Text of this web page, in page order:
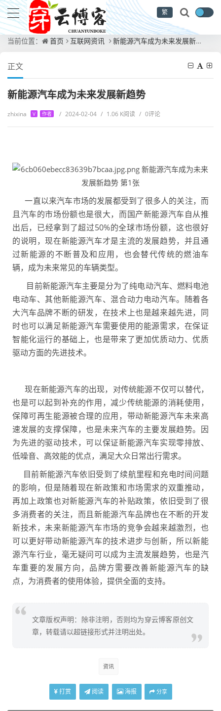
繁
当前位置： 首页 互联网资讯 新能源汽车成为未来发展新趋势
正文
新能源汽车成为未来发展新趋势
zhixina V 作者 / 2024-02-04 / 1.06 K阅读 / 0评论
一直以来汽车市场的发展都受到了很多人的关注，而
且汽车的市场份额也是很大，而国产新能源汽车自从推
出后，已经拿到了超过50%的全球市场份额，这也很好
的说明，现在新能源汽车才是主流的发展趋势，并且通
过新能源的不断普及和应用，也会替代传统的燃油车
辆，成为未来常见的车辆类型。
目前新能源汽车主要是分为了纯电动汽车、燃料电池
电动车、其他新能源汽车、混合动力电动汽车。随着各
大汽车品牌不断的研发，在技术上也是越来越先进，同
时也可以满足新能源汽车需要使用的能源需求，在保证
智能化运行的基础上，也是带来了更加优质动力、优质
驱动方面的先进技术。
现在新能源汽车的出现，对传统能源不仅可以替代，
也是可以起到补充的作用，减少传统能源的消耗使用，
保障可再生能源被合理的应用，带动新能源汽车未来高
速发展的支撑保障，也是未来汽车的主要发展趋势。因
为先进的驱动技术，可以保证新能源汽车实现零排放、
低噪音、高效能的优点，满足大众日常出行需求。
目前新能源汽车依旧受到了续航里程和充电时间问题
的影响，但是随着现在新政策和市场需求的双重推动，
再加上政策也对新能源汽车的补贴政策，依旧受到了很
多消费者的关注，而且新能源汽车品牌也在不断的开发
新技术，未来新能源汽车市场的竞争会越来越激烈，也
可以更好带动新能源汽车的技术进步与创新，所以新能
源汽车行业，毫无疑问可以成为主流发展趋势，也是汽
车重要的发展方向，品牌方需要改善新能源汽车的缺
点，为消费者的使用体验，提供全面的支持。
文章版权声明：除非注明，否则均为穿云博客原创文
章，转载请以超链接形式并注明出处。
资讯
打赏 阅读 海报 分享